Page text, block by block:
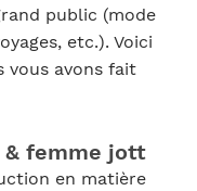
public (mode
etc.). Voici
vous avons fait
& femme jott
en matière